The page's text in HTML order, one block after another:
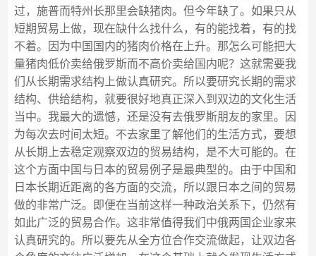
过，施普而特州长那里会缺猪肉。但今年缺了。如果只从
短期贸易上做，现在缺什么找什么，有的能找着，有的找
不着。因为中国国内的猪肉价格在上升。那怎么可能把大
量猪肉低价卖给俄罗斯而不高价卖给国内呢？这就需要我
们从长期需求结构上做认真研究。所以要研究长期的需求
结构、供给结构，就要很好地真正深入到双边的文化生活
当中。我最大的遗憾，还是没有去俄罗斯朋友的家里。因
为每次去时间太短。不去家里了解他们的生活方式，要想
从长期上去稳定观察双边的贸易结构，是不大可能的。在
这个方面中国与日本的贸易例子是最典型的。由于中国和
日本长期近距离的各方面的交流，所以跟日本之间的贸易
做的非常广泛。即便在当前这样一种政治关系下，仍然有
如此广泛的贸易合作。这非常值得我们中俄两国企业家来
认真研究的。所以要先从全方位合作交流做起，让双边各